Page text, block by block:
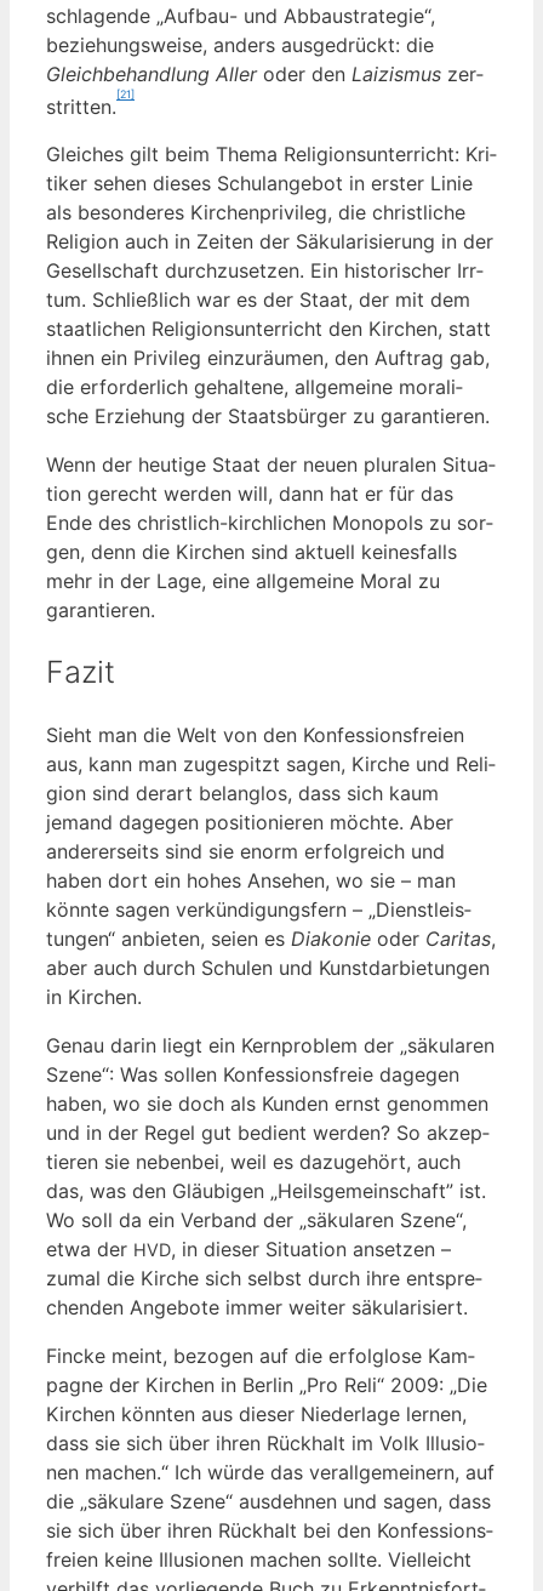
schla­gen­de „Auf­bau- und Abbau­stra­te­gie“,
bezie­hungs­wei­se, anders aus­ge­drückt: die
Gleich­be­hand­lung Alleroder den Lai­zis­mus zer­
strit­ten.
[21]
Glei­ches gilt beim The­ma Reli­gi­ons­un­ter­richt: Kri­
ti­ker sehen die­ses Schul­an­ge­bot in ers­ter Linie
als beson­de­res Kir­chen­pri­vi­leg, die christ­li­che
Reli­gi­on auch in Zei­ten der Säku­la­ri­sie­rung in der
Gesell­schaft durch­zu­set­zen. Ein his­to­ri­scher Irr­
tum. Schließ­lich war es der Staat, der mit dem
staat­li­chen Reli­gi­ons­un­ter­richt den Kir­chen, statt
ihnen ein Pri­vi­leg ein­zu­räu­men, den Auf­trag gab,
die erfor­der­lich gehal­te­ne, all­ge­mei­ne mora­li­
sche Erzie­hung der Staats­bür­ger zu garantieren.
Wenn der heu­ti­ge Staat der neu­en plu­ra­len Situa­
ti­on gerecht wer­den will, dann hat er für das
Ende des christ­lich-kirch­li­chen Mono­pols zu sor­
gen, denn die Kir­chen sind aktu­ell kei­nes­falls
mehr in der Lage, eine all­ge­mei­ne Moral zu
garantieren.
Fazit
Sieht man die Welt von den Kon­fes­si­ons­frei­en
aus, kann man zuge­spitzt sagen, Kir­che und Reli­
gi­on sind der­art belang­los, dass sich kaum
jemand dage­gen posi­tio­nie­ren möch­te. Aber
ande­rer­seits sind sie enorm erfolg­reich und
haben dort ein hohes Anse­hen, wo sie – man
könn­te sagen ver­kün­di­gungs­fern – „Dienst­leis­
tun­gen“ anbie­ten, sei­en es Dia­ko­nie oder Cari­tas,
aber auch durch Schu­len und Kunst­dar­bie­tun­gen
in Kirchen.
Genau dar­in liegt ein Kern­pro­blem der „säku­la­ren
Sze­ne“: Was sol­len Kon­fes­si­ons­freie dage­gen
haben, wo sie doch als Kun­den ernst genom­men
und in der Regel gut bedient wer­den? So akzep­
tie­ren sie neben­bei, weil es dazu­ge­hört, auch
das, was den Gläu­bi­gen „Heils­ge­mein­schaft” ist.
Wo soll da ein Ver­band der „säku­la­ren Sze­ne“,
etwa der HVD, in die­ser Situa­ti­on anset­zen –
zumal die Kir­che sich selbst durch ihre ent­spre­
chen­den Ange­bo­te immer wei­ter säkularisiert.
Fin­cke meint, bezo­gen auf die erfolg­lo­se Kam­
pa­gne der Kir­chen in Ber­lin „Pro Reli“ 2009: „Die
Kir­chen könn­ten aus die­ser Nie­der­la­ge ler­nen,
dass sie sich über ihren Rück­halt im Volk Illu­sio­
nen machen.“ Ich wür­de das ver­all­ge­mei­nern, auf
die „säku­la­re Sze­ne“ aus­deh­nen und sagen, dass
sie sich über ihren Rück­halt bei den Kon­fes­si­ons­
frei­en kei­ne Illu­sio­nen machen soll­te. Viel­leicht